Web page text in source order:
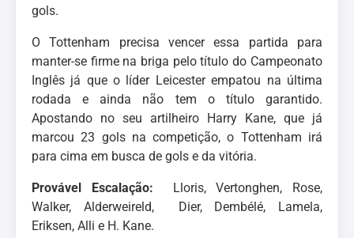
gols.
O Tottenham precisa vencer essa partida para
manter-se firme na briga pelo título do Campeonato
Inglês já que o líder Leicester empatou na última
rodada e ainda não tem o título garantido.
Apostando no seu artilheiro Harry Kane, que já
marcou 23 gols na competição, o Tottenham irá
para cima em busca de gols e da vitória.
Provável Escalação: Lloris, Vertonghen, Rose,
Walker, Alderweireld, Dier, Dembélé, Lamela,
Eriksen, Alli e H. Kane.